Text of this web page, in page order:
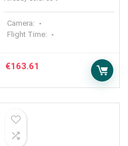
Camera: -
Flight Time: -
€163.61